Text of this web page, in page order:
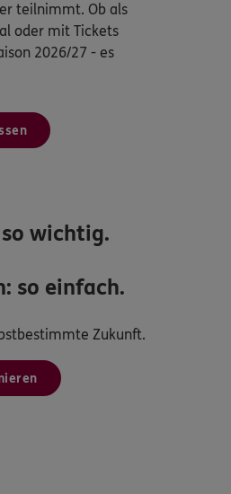
teilnimmt. Ob als
oder mit Tickets
2026/27 - es
wichtig.
so einfach.
Zukunft.